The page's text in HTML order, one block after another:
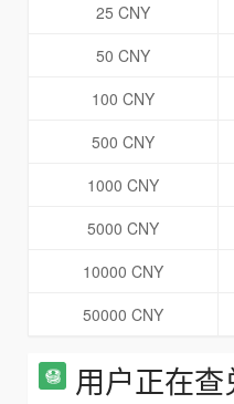
25 CNY
50 CNY
100 CNY
500 CNY
1000 CNY
5000 CNY
10000 CNY
50000 CNY
用户正在查